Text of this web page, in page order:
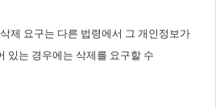
제 요구는 다른 법령에서 그 개인정보가
있는 경우에는 삭제를 요구할 수